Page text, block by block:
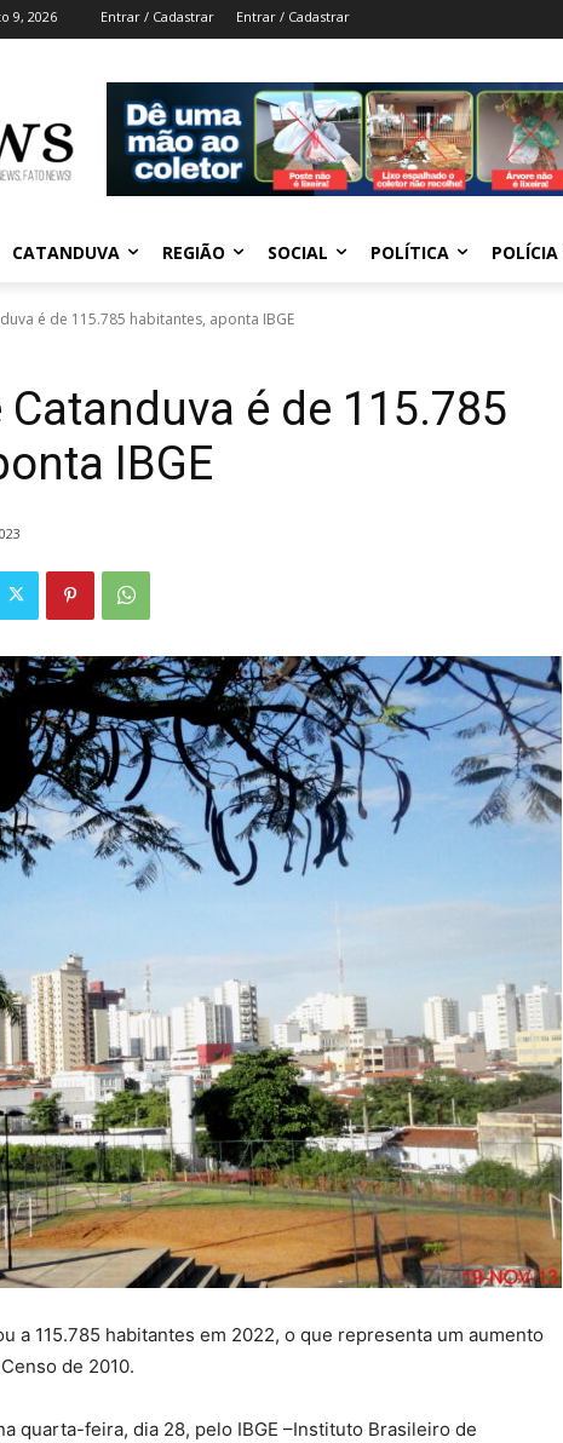
9, 2026 Entrar / Cadastrar Entrar / Cadastrar
CATANDUVA REGIÃO SOCIAL POLÍTICA POLÍCIA
é de 115.785 habitantes, aponta IBGE
é de 115.785
IBGE
a 115.785 habitantes em 2022, o que representa um aumento
de 2010.
quarta-feira, dia 28, pelo IBGE –Instituto Brasileiro de